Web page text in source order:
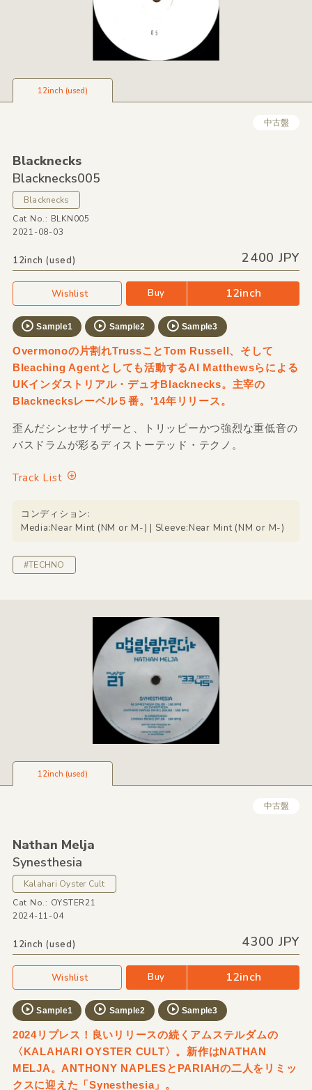
12inch (used)
中古盤
Blacknecks
Blacknecks005
Blacknecks
Cat No.: BLKN005
2021-08-03
12inch (used) 2400 JPY
Wishlist Buy 12inch
Sample1 Sample2 Sample3
Overmonoの片割れTrussことTom Russell、そして
Bleaching Agentとしても活動するAl Matthewsらによる
UKインダストリアル・デュオBlacknecks。主宰の
Blacknecksレーベル５番。'14年リリース。
歪んだシンセサイザーと、トリッピーかつ強烈な重低音の
バスドラムが彩るディストーテッド・テクノ。
Track List
コンディション:
Media:Near Mint (NM or M-) | Sleeve:Near Mint (NM or M-)
#TECHNO
12inch (used)
中古盤
Nathan Melja
Synesthesia
Kalahari Oyster Cult
Cat No.: OYSTER21
2024-11-04
12inch (used) 4300 JPY
Wishlist Buy 12inch
Sample1 Sample2 Sample3
2024リプレス！良いリリースの続くアムステルダムの
〈KALAHARI OYSTER CULT〉。新作はNATHAN
MELJA。ANTHONY NAPLESとPARIAHの二人をリミッ
クスに迎えた「Synesthesia」。